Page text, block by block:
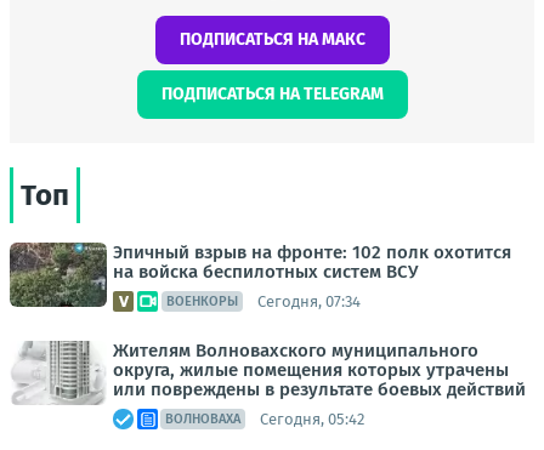
ПОДПИСАТЬСЯ НА МАКС
ПОДПИСАТЬСЯ НА TELEGRAM
Топ
Эпичный взрыв на фронте: 102 полк охотится
на войска беспилотных систем ВСУ
ВОЕНКОРЫ Сегодня, 07:34
Жителям Волновахского муниципального
округа, жилые помещения которых утрачены
или повреждены в результате боевых действий
ВОЛНОВАХА Сегодня, 05:42